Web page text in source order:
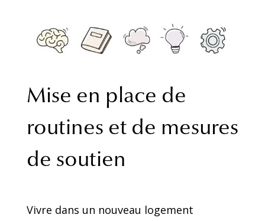
Mise en place de
routines et de mesures
de soutien
Vivre dans un nouveau logement